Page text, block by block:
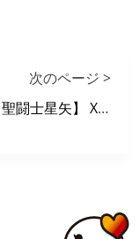
次のページ >
映画【聖闘士星矢】 X 自遊空間 タイアップキャンペーン